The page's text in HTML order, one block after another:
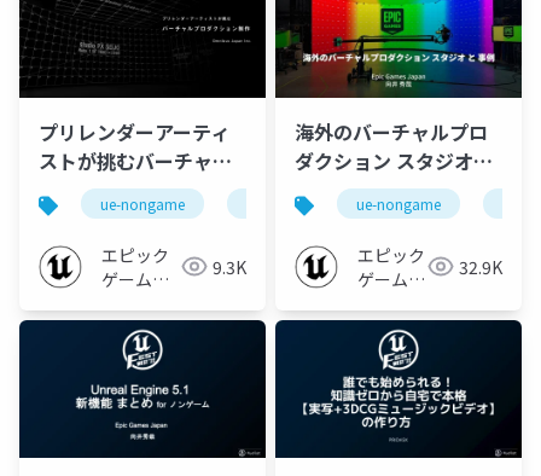
プリレンダーアーティ
ストが挑むバーチャル
プロダクション制作
【Virtual Production
Deep Dive 2023】
ue-nongame
エピック
ゲームズ
9.3K
海外のバーチャルプロ
ダクション スタジオと
事例 【Virtual
Production Deep
Dive 2023】
ue-nongame
エピック
ゲームズ
32.9K